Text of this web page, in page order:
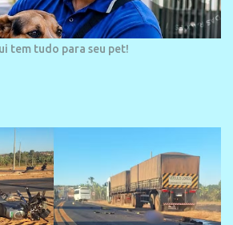
tem tudo para seu pet!